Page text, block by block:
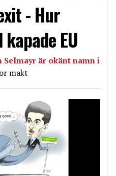
- Hur
EU
Selmayr är okänt namn i
makt